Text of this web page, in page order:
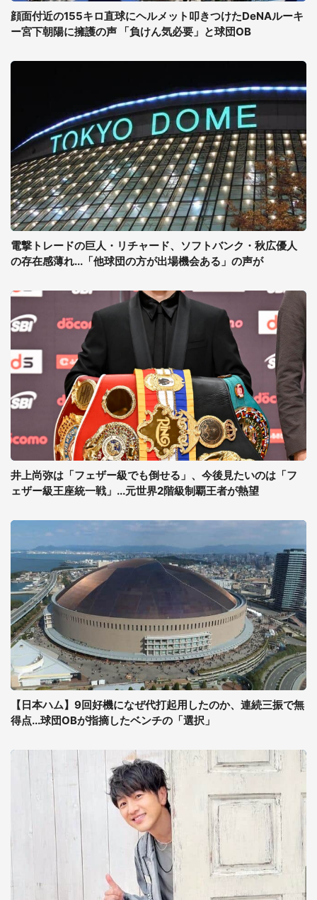
顔面付近の155キロ直球にヘルメット叩きつけたDeNAルーキ
ー宮下朝陽に擁護の声 「負けん気必要」と球団OB
電撃トレードの巨人・リチャード、ソフトバンク・秋広優人
の存在感薄れ...「他球団の方が出場機会ある」の声が
井上尚弥は「フェザー級でも倒せる」、今後見たいのは「フ
ェザー級王座統一戦」...元世界2階級制覇王者が熱望
【日本ハム】9回好機になぜ代打起用したのか、連続三振で無
得点...球団OBが指摘したベンチの「選択」